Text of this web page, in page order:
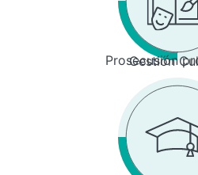
Prosecusión
Gestión